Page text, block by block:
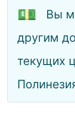
💵
Вы
другим
текущих